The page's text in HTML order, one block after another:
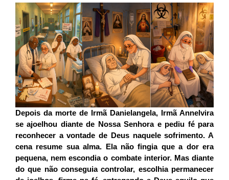
Depois da morte de Irmã Danielangela, Irmã Annelvira
se ajoelhou diante de Nossa Senhora e pediu fé para
reconhecer a vontade de Deus naquele sofrimento. A
cena resume sua alma. Ela não fingia que a dor era
pequena, nem escondia o combate interior. Mas diante
do que não conseguia controlar, escolhia permanecer